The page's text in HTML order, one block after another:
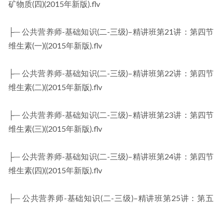
矿物质(四)(2015年新版).flv
├─ 公共营养师-基础知识(二-三级)–精讲班第21讲：第四节
维生素(一)((2015年新版).flv
├─ 公共营养师-基础知识(二-三级)–精讲班第22讲：第四节
维生素(二)((2015年新版).flv
├─ 公共营养师-基础知识(二-三级)–精讲班第23讲：第四节
维生素(三)((2015年新版).flv
├─ 公共营养师-基础知识(二-三级)–精讲班第24讲：第四节
维生素(四)((2015年新版).flv
├─ 公共营养师-基础知识(二-三级)–精讲班第25讲：第五